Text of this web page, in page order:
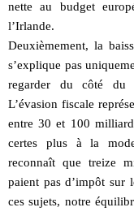
nette au budget
l’Irlande.
Deuxièmement, la
s’explique pas
regarder du côté du
L’évasion fiscale
entre 30 et 100
certes plus à la
reconnaît que treize
paient pas d’impôt sur
ces sujets, notre